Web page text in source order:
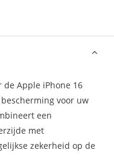
de Apple iPhone 16
voor uw
een
met
zekerheid op de